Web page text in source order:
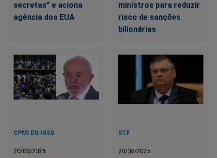
secretas” e aciona
agência dos EUA
ministros para reduzir
risco de sanções
bilionárias
CPMI DO INSS
20/08/2025
STF
20/08/2025